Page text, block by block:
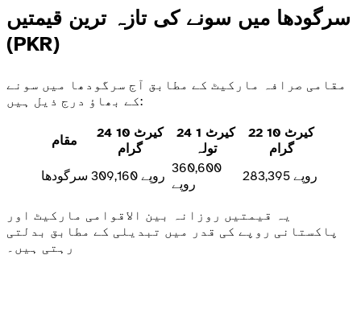
سرگودھا میں سونے کی تازہ ترین قیمتیں
(PKR)
مقامی صرافہ مارکیٹ کے مطابق آج سرگودھا میں سونے
کے بھاؤ درج ذیل ہیں:
مقام
24 کیرٹ 10
گرام
24 کیرٹ 1
تولہ
22 کیرٹ 10
گرام
سرگودھا
309,160 روپے 360,600
روپے
283,395 روپے
یہ قیمتیں روزانہ بین الاقوامی مارکیٹ اور
پاکستانی روپے کی قدر میں تبدیلی کے مطابق بدلتی
رہتی ہیں۔